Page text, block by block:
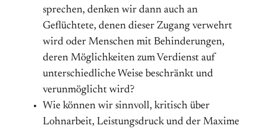
sprechen, denken wir dann auch an
Geflüchtete, denen dieser Zugang verwehrt
wird oder Menschen mit Behinderungen,
deren Möglichkeiten zum Verdienst auf
unterschiedliche Weise beschränkt und
verunmöglicht wird?
Wie können wir sinnvoll, kritisch über
Lohnarbeit, Leistungsdruck und der Maxime